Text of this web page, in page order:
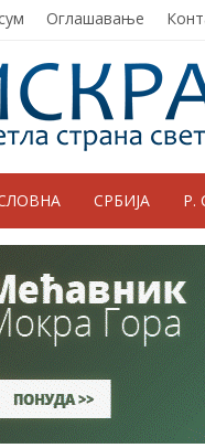
Оглашавање
СРБИЈА Р.